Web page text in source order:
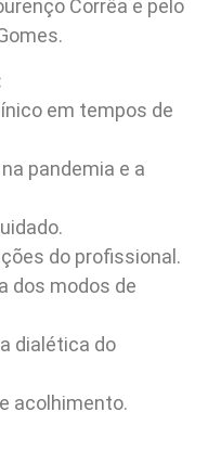
Corrêa e pelo
em tempos de
pandemia e a
do profissional.
dos modos de
dialética do
acolhimento.